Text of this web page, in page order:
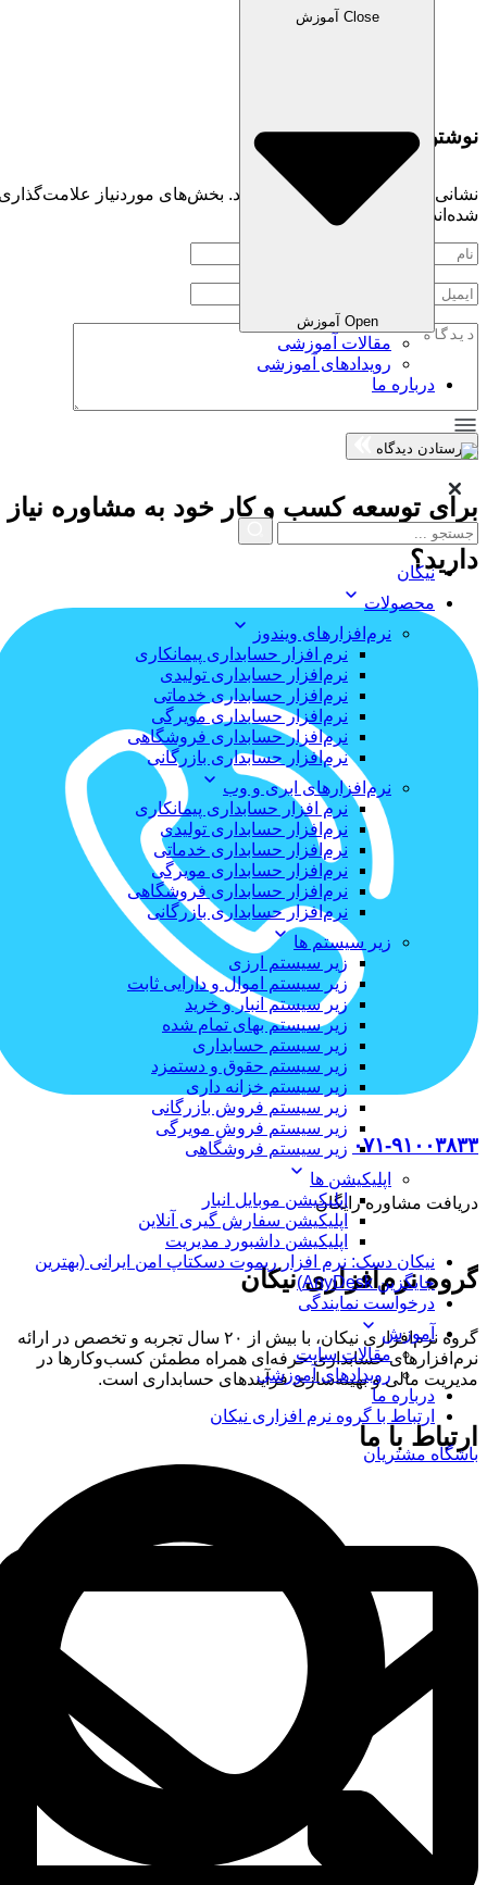
Close آموزش
Open آموزش
مقالات آموزشی
رویدادهای آموزشی
درباره ما
نیکان
محصولات
نرم‌افزارهای ویندوز
نرم افزار حسابداری پیمانکاری
نرم‌افزار حسابداری تولیدی
نرم‌افزار حسابداری خدماتی
نرم‌افزار حسابداری مویرگی
نرم‌افزار حسابداری فروشگاهی
نرم‌افزار حسابداری بازرگانی
نرم‌افزارهای ابری و وب
نرم افزار حسابداری پیمانکاری
نرم‌افزار حسابداری تولیدی
نرم‌افزار حسابداری خدماتی
نرم‌افزار حسابداری مویرگی
نرم‌افزار حسابداری فروشگاهی
نرم‌افزار حسابداری بازرگانی
زیر سیستم ها
زیر سیستم ارزی
زیر سیستم اموال و دارایی ثابت
زیر سیستم انبار و خرید
زیر سیستم بهای تمام شده
زیر سیستم حسابداری
زیر سیستم حقوق و دستمزد
زیر سیستم خزانه داری
زیر سیستم فروش بازرگانی
زیر سیستم فروش مویرگی
زیر سیستم فروشگاهی
اپلیکیشن ها
اپلیکیشن موبایل انبار
اپلیکیشن سفارش گیری آنلاین
اپلیکیشن داشبورد مدیریت
نیکان دسک: نرم افزار ریموت دسکتاپ امن ایرانی (بهترین
جایگزین AnyDesk)
درخواست نمایندگی
آموزش
مقالات سایت
رویدادهای آموزشی
درباره ما
ارتباط با گروه نرم افزاری نیکان
باشگاه مشتریان
نوشتن دیدگاه
نشانی ایمیل شما منتشر نخواهد شد. بخش‌های موردنیاز علامت‌گذاری
شده‌اند
فرستادن دیدگاه
برای توسعه کسب و کار خود به مشاوره نیاز
دارید؟
۰۷۱-۹۱۰۰۳۸۳۳
دریافت مشاوره رایگان
گروه نرم‌افزاری نیکان
گروه نرم‌افزاری نیکان، با بیش از ۲۰ سال تجربه و تخصص در ارائه‌
نرم‌افزارهای حسابداری حرفه‌ای همراه مطمئن کسب‌وکارها در
مدیریت مالی و بهینه‌سازی فرآیندهای حسابداری است.
ارتباط با ما